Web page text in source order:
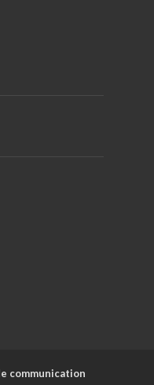
communication